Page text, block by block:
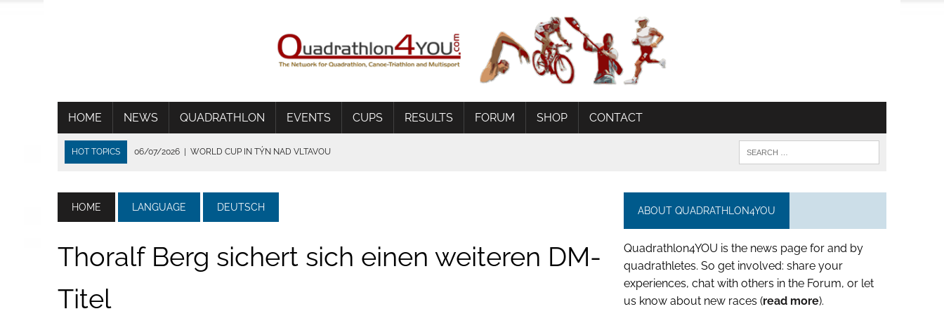
HOME NEWS QUADRATHLON EVENTS CUPS RESULTS FORUM SHOP CONTACT
HOT TOPICS 06/07/2026 WORLD CUP IN TÝN NAD VLTAVOU
15/06/2026 | CSIMA SET UP A NEW TRACK RECORD IN BRIGG
14/07/2026 WSV BEVERUNGEN ÜBERZEUGT BEI IDEALEN BEDINGUNGEN
HOME LANGUAGE DEUTSCH
Thoralf Berg sichert sich einen weiteren DM-
Titel
ABOUT QUADRATHLON4YOU
Quadrathlon4YOU is the news page for and by
quadrathletes. So get involved: share your
experiences, chat with others in the Forum, or let
us know about new races (read more).